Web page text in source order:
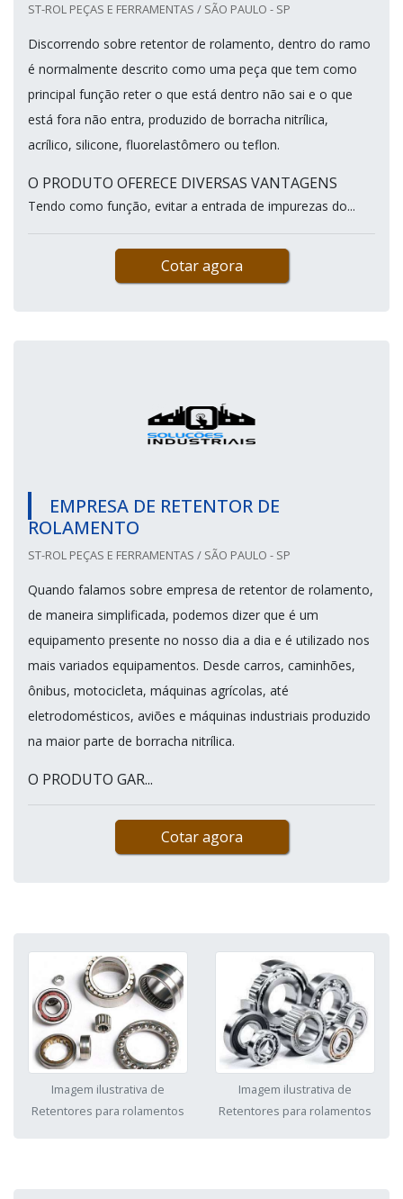
ST-ROL PEÇAS E FERRAMENTAS / SÃO PAULO - SP
Discorrendo sobre retentor de rolamento, dentro do ramo
é normalmente descrito como uma peça que tem como
principal função reter o que está dentro não sai e o que
está fora não entra, produzido de borracha nitrílica,
acrílico, silicone, fluorelastômero ou teflon.
O PRODUTO OFERECE DIVERSAS VANTAGENS
Tendo como função, evitar a entrada de impurezas do...
Cotar agora
EMPRESA DE RETENTOR DE
ROLAMENTO
ST-ROL PEÇAS E FERRAMENTAS / SÃO PAULO - SP
Quando falamos sobre empresa de retentor de rolamento,
de maneira simplificada, podemos dizer que é um
equipamento presente no nosso dia a dia e é utilizado nos
mais variados equipamentos. Desde carros, caminhões,
ônibus, motocicleta, máquinas agrícolas, até
eletrodomésticos, aviões e máquinas industriais produzido
na maior parte de borracha nitrílica.
O PRODUTO GAR...
Cotar agora
Imagem ilustrativa de
Retentores para rolamentos
Imagem ilustrativa de
Retentores para rolamentos